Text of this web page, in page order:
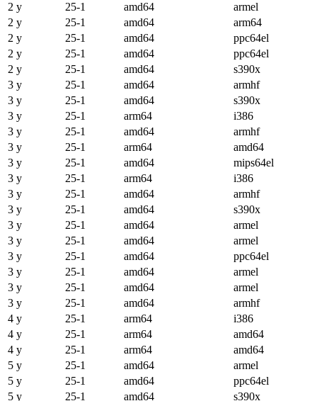
2 y
25-1 amd64
armel
2 y
25-1 amd64
arm64
2 y
25-1 amd64
ppc64el
2 y
25-1 amd64
ppc64el
2 y
25-1 amd64
s390x
3 y
25-1 amd64
armhf
3 y
25-1 amd64
s390x
3 y
25-1 arm64
i386
3 y
25-1 amd64
armhf
3 y
25-1 arm64
amd64
3 y
25-1 amd64
mips64el
3 y
25-1 arm64
i386
3 y
25-1 amd64
armhf
3 y
25-1 amd64
s390x
3 y
25-1 amd64
armel
3 y
25-1 amd64
armel
3 y
25-1 amd64
ppc64el
3 y
25-1 amd64
armel
3 y
25-1 amd64
armel
3 y
25-1 amd64
armhf
4 y
25-1 arm64
i386
4 y
25-1 arm64
amd64
4 y
25-1 arm64
amd64
5 y
25-1 amd64
armel
5 y
25-1 amd64
ppc64el
5 y
25-1 amd64
s390x